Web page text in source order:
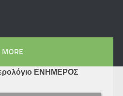
MORE
ΕΝΗΜΕΡΟΣ